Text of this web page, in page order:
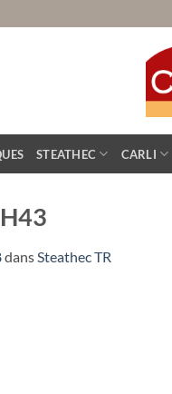
STEATHEC CARLI
dans Steathec TR